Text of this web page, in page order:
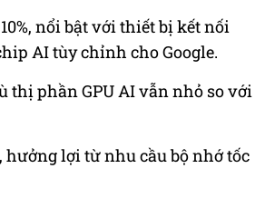
nổi bật với thiết bị kết nối
AI tùy chỉnh cho Google.
thị phần GPU AI vẫn nhỏ so với
hưởng lợi từ nhu cầu bộ nhớ tốc